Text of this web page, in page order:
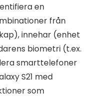
en
från
innehar (enhet
biometri (t.ex.
smarttelefoner
S21 med
som